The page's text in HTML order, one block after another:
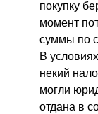
покупку
момент
суммы по
В
некий
могли
отдана в